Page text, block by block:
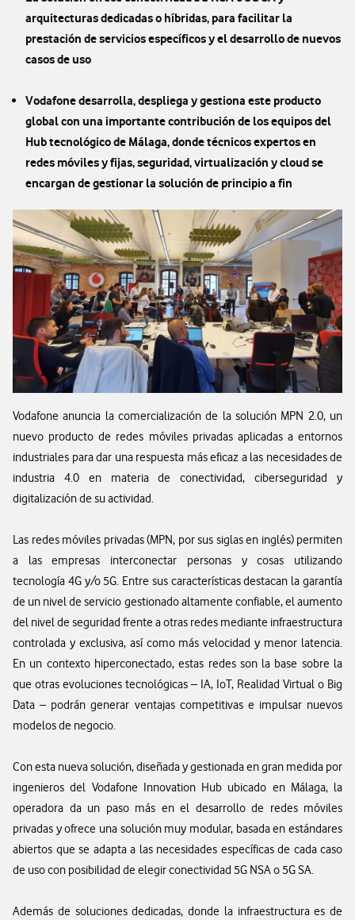
arquitecturas dedicadas o híbridas, para facilitar la
prestación de servicios específicos y el desarrollo de nuevos
casos de uso
Vodafone desarrolla, despliega y gestiona este producto
global con una importante contribución de los equipos del
Hub tecnológico de Málaga, donde técnicos expertos en
redes móviles y fijas, seguridad, virtualización y cloud se
encargan de gestionar la solución de principio a fin
Vodafone anuncia la comercialización de la solución MPN 2.0, un
nuevo producto de redes móviles privadas aplicadas a entornos
industriales para dar una respuesta más eficaz a las necesidades de
industria 4.0 en materia de conectividad, ciberseguridad y
digitalización de su actividad.
Las redes móviles privadas (MPN, por sus siglas en inglés) permiten
a las empresas interconectar personas y cosas utilizando
tecnología 4G y/o 5G. Entre sus características destacan la garantía
de un nivel de servicio gestionado altamente confiable, el aumento
del nivel de seguridad frente a otras redes mediante infraestructura
controlada y exclusiva, así como más velocidad y menor latencia.
En un contexto hiperconectado, estas redes son la base sobre la
que otras evoluciones tecnológicas – IA, IoT, Realidad Virtual o Big
Data – podrán generar ventajas competitivas e impulsar nuevos
modelos de negocio.
Con esta nueva solución, diseñada y gestionada en gran medida por
ingenieros del Vodafone Innovation Hub ubicado en Málaga, la
operadora da un paso más en el desarrollo de redes móviles
privadas y ofrece una solución muy modular, basada en estándares
abiertos que se adapta a las necesidades específicas de cada caso
de uso con posibilidad de elegir conectividad 5G NSA o 5G SA.
Además de soluciones dedicadas, donde la infraestructura es de